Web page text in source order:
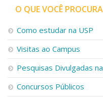
O QUE VOCÊ
Como estudar na USP
Visitas ao Campus
Pesquisas Divulgadas
Concursos Públicos